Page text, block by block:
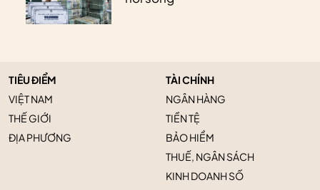
TIÊU ĐIỂM
VIỆT NAM
THẾ GIỚI
ĐỊA PHƯƠNG
TÀI CHÍNH
NGÂN HÀNG
TIỀN TỆ
BẢO HIỂM
THUẾ, NGÂN SÁCH
KINH DOANH SỐ